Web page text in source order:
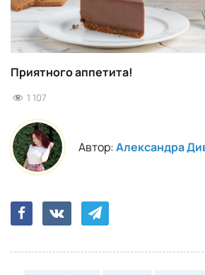
Приятного аппетита!
1 107
Автор:Александра